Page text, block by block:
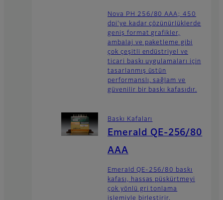
Nova PH 256/80 AAA; 450
dpi'ye kadar çözünürlüklerde
geniş format grafikler,
ambalaj ve paketleme gibi
çok çeşitli endüstriyel ve
ticari baskı uygulamaları için
tasarlanmış üstün
performanslı, sağlam ve
güvenilir bir baskı kafasıdır.
Baskı Kafaları
Emerald QE-256/80
AAA
Emerald QE-256/80 baskı
kafası, hassas püskürtmeyi
çok yönlü gri tonlama
işlemiyle birleştirir.